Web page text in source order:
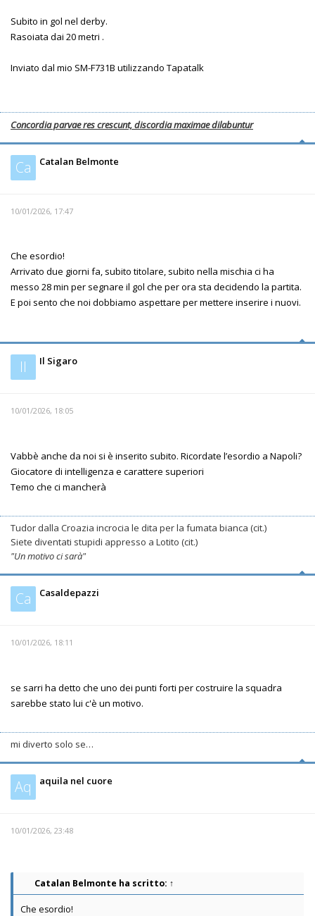
Subito in gol nel derby.
Rasoiata dai 20 metri .
Inviato dal mio SM-F731B utilizzando Tapatalk
Concordia parvae res crescunt, discordia maximae dilabuntur
Ca Catalan Belmonte
10/01/2026, 17:47
Che esordio!
Arrivato due giorni fa, subito titolare, subito nella mischia ci ha
messo 28 min per segnare il gol che per ora sta decidendo la partita.
E poi sento che noi dobbiamo aspettare per mettere inserire i nuovi.
Il Il Sigaro
10/01/2026, 18:05
Vabbè anche da noi si è inserito subito. Ricordate l’esordio a Napoli?
Giocatore di intelligenza e carattere superiori
Temo che ci mancherà
Tudor dalla Croazia incrocia le dita per la fumata bianca (cit.)
Siete diventati stupidi appresso a Lotito (cit.)
"Un motivo ci sarà"
Ca Casaldepazzi
10/01/2026, 18:11
se sarri ha detto che uno dei punti forti per costruire la squadra
sarebbe stato lui c'è un motivo.
mi diverto solo se…
Aq aquila nel cuore
10/01/2026, 23:48
Catalan Belmonte ha scritto: ↑
Che esordio!